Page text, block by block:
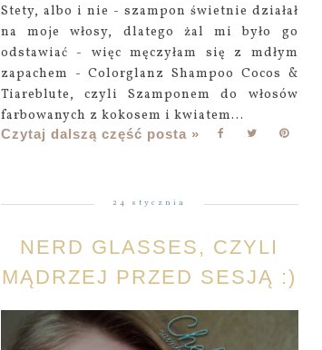
Stety, albo i nie - szampon świetnie działał
na moje włosy, dlatego żal mi było go
odstawiać - więc męczyłam się z mdłym
zapachem - Colorglanz Shampoo Cocos &
Tiareblute, czyli Szamponem do włosów
farbowanych z kokosem i kwiatem...
Czytaj dalszą część posta »
24 stycznia
NERD GLASSES, CZYLI
MĄDRZEJ PRZED SESJĄ :)